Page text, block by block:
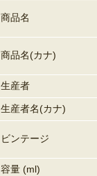
商品名
商品名(カナ)
生産者
生産者名(カナ)
ビンテージ
容量 (ml)